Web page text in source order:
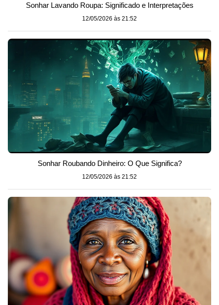
Sonhar Lavando Roupa: Significado e Interpretações
12/05/2026 às 21:52
Sonhar Roubando Dinheiro: O Que Significa?
12/05/2026 às 21:52